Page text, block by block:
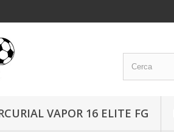
VAPOR 16 ELITE FG